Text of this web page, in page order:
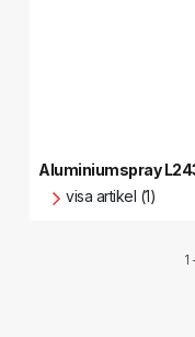
Aluminiumspray
visa artikel (1)
1